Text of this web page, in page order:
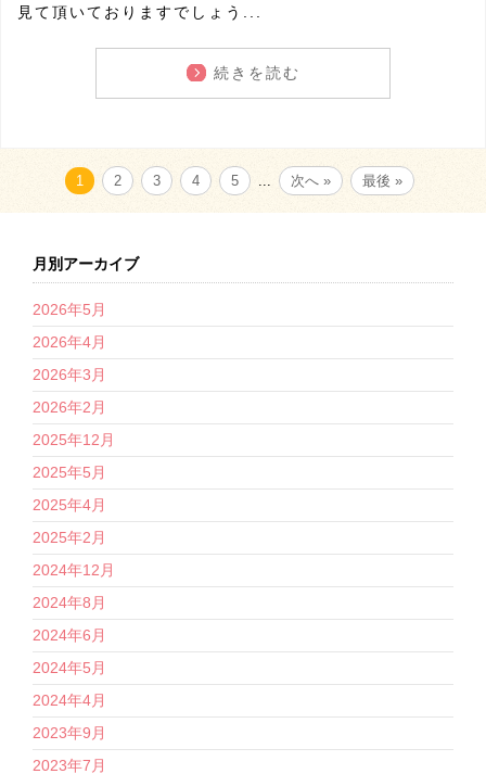
見て頂いておりますでしょう...
続きを読む
1 2 3 4 5 次へ » 最後 »
月別アーカイブ
2026年5月
2026年4月
2026年3月
2026年2月
2025年12月
2025年5月
2025年4月
2025年2月
2024年12月
2024年8月
2024年6月
2024年5月
2024年4月
2023年9月
2023年7月